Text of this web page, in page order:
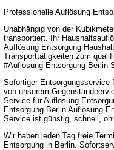
Professionelle Auflösung
Unabhängig von der
transportiert. Ihr
Auflösung Entsorgung
Transporttätigkeiten zum
#Auflösung Entsorgung Berlin
Sofortiger Entsorgungsservice
von unserem
Service für Auflösung
Entsorgung Berlin Auflösung
Service ist günstig, schnell,
Wir haben jeden Tag freie
Entsorgung in Berlin.